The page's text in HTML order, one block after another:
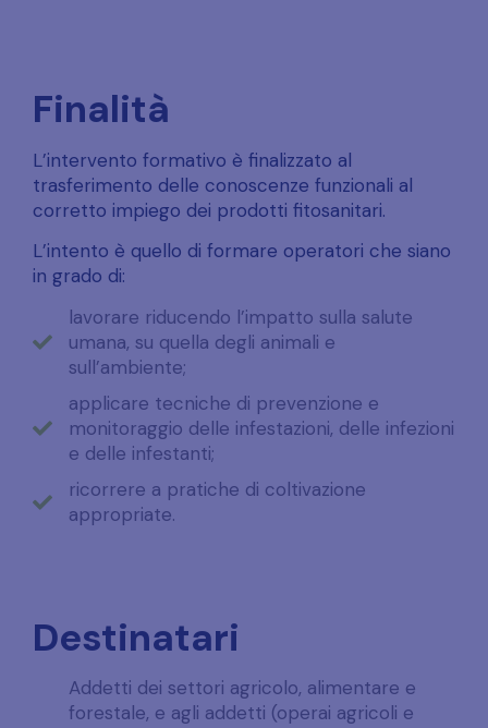
Finalità
L’intervento formativo è finalizzato al
trasferimento delle conoscenze funzionali al
corretto impiego dei prodotti fitosanitari.
L’intento è quello di formare operatori che siano
in grado di:
lavorare riducendo l’impatto sulla salute
umana, su quella degli animali e
sull’ambiente;
applicare tecniche di prevenzione e
monitoraggio delle infestazioni, delle infezioni
e delle infestanti;
ricorrere a pratiche di coltivazione
appropriate.
Destinatari
Addetti dei settori agricolo, alimentare e
forestale, e agli addetti (operai agricoli e